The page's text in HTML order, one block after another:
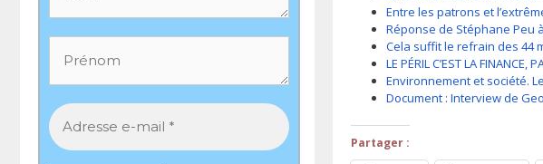
Entre les patrons et
Réponse de Stéphane Peu
Cela suffit le refrain des 44
LE PÉRIL C’EST LA
Environnement et société.
Document : Interview de
Partager :